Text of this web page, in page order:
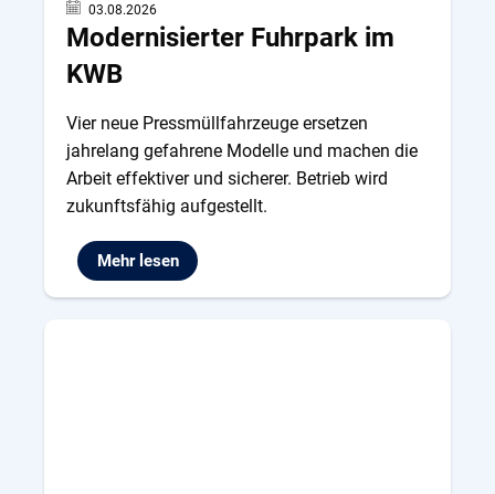
03.08.2026
Modernisierter Fuhrpark im
KWB
Vier neue Pressmüllfahrzeuge ersetzen
jahrelang gefahrene Modelle und machen die
Arbeit effektiver und sicherer. Betrieb wird
zukunftsfähig aufgestellt.
Mehr lesen